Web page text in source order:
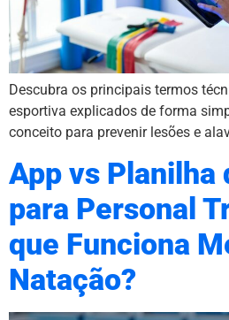
Descubra os principais termos
esportiva explicados de forma
conceito para prevenir lesões e
App vs Planilha
para Personal
que Funciona
Natação?